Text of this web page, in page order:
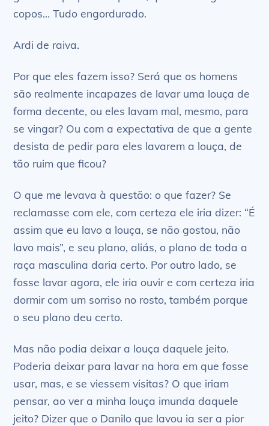
copos… Tudo engordurado.
Ardi de raiva.
Por que eles fazem isso? Será que os homens
são realmente incapazes de lavar uma louça de
forma decente, ou eles lavam mal, mesmo, para
se vingar? Ou com a expectativa de que a gente
desista de pedir para eles lavarem a louça, de
tão ruim que ficou?
O que me levava à questão: o que fazer? Se
reclamasse com ele, com certeza ele iria dizer: “É
assim que eu lavo a louça, se não gostou, não
lavo mais”, e seu plano, aliás, o plano de toda a
raça masculina daria certo. Por outro lado, se
fosse lavar agora, ele iria ouvir e com certeza iria
dormir com um sorriso no rosto, também porque
o seu plano deu certo.
Mas não podia deixar a louça daquele jeito.
Poderia deixar para lavar na hora em que fosse
usar, mas, e se viessem visitas? O que iriam
pensar, ao ver a minha louça imunda daquele
jeito? Dizer que o Danilo que lavou ia ser a pior